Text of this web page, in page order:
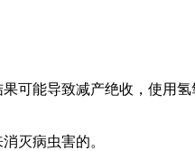
可能导致减产绝收，使用
灭病虫害的。